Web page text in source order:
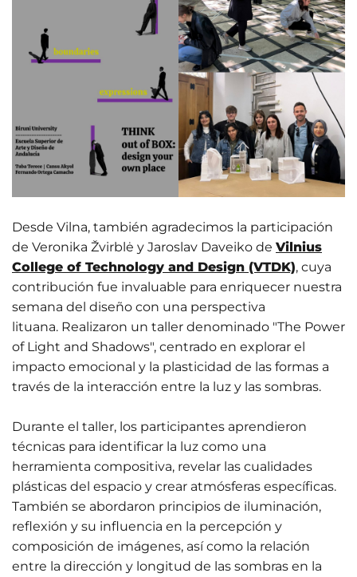
Desde Vilna, también agradecimos la participación
de Veronika Žvirblė y Jaroslav Daveiko de Vilnius
College of Technology and Design (VTDK), cuya
contribución fue invaluable para enriquecer nuestra
semana del diseño con una perspectiva
lituana. Realizaron un taller denominado "The Power
of Light and Shadows", centrado en explorar el
impacto emocional y la plasticidad de las formas a
través de la interacción entre la luz y las sombras.
Durante el taller, los participantes aprendieron
técnicas para identificar la luz como una
herramienta compositiva, revelar las cualidades
plásticas del espacio y crear atmósferas específicas.
También se abordaron principios de iluminación,
reflexión y su influencia en la percepción y
composición de imágenes, así como la relación
entre la dirección y longitud de las sombras en la